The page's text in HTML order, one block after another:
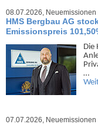
08.07.2026, Neuemissionen
HMS Bergbau AG
Emissionspreis
Die
…
07.07.2026, Neuemissionen